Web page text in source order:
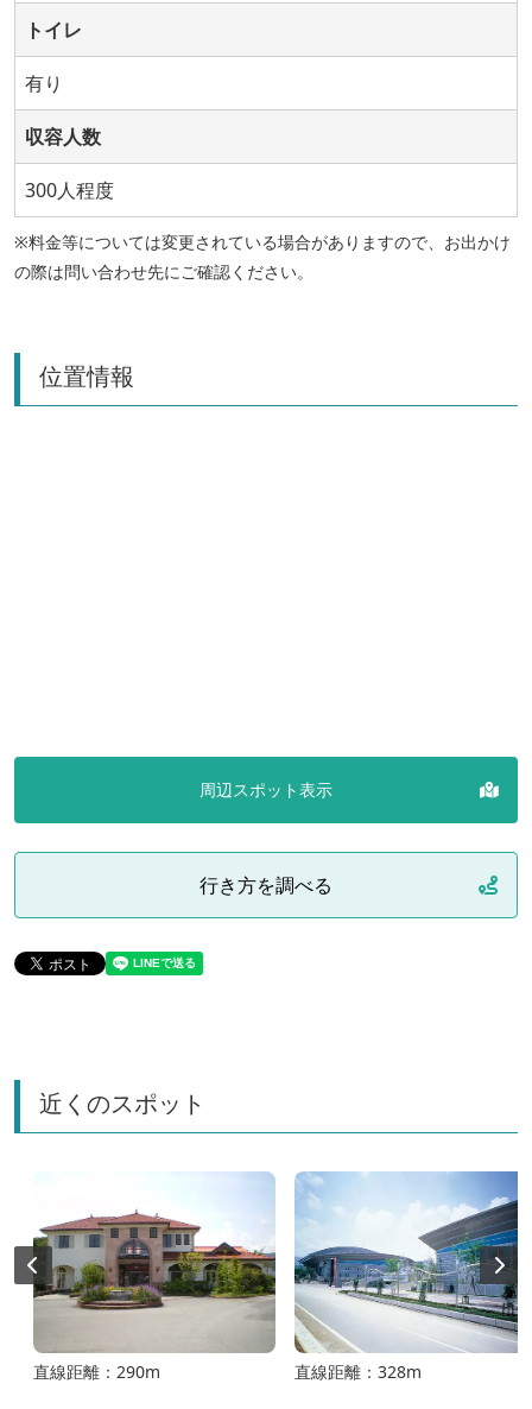
トイレ
有り
収容人数
300人程度
※料金等については変更されている場合がありますので、お出かけ
の際は問い合わせ先にご確認ください。
位置情報
周辺スポット表示
行き方を調べる
近くのスポット
直線距離：290m 直線距離：328m